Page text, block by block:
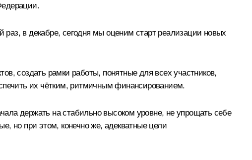
в декабре, сегодня мы оценим старт реализации новых
создать рамки работы, понятные для всех участников,
их чётким, ритмичным финансированием.
держать на стабильно высоком уровне, не упрощать себе
но при этом, конечно же, адекватные цели